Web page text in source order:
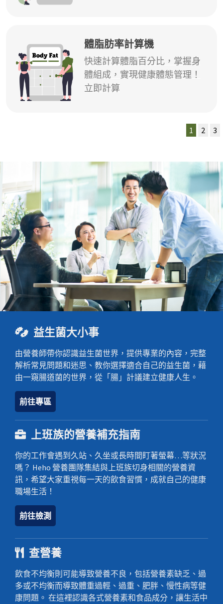
看疫情最新資訊請至
狀請撥打傳染病諮詢專線 1922。
體脂肪率計算機
快速計算體脂百分比，掌握身
體組成，實現健康體態管理！
立即計算
1 2 3
益生菌大小事
由營養師帶你認識益生菌世界，提供專業的內容，完整
解析常見問題和迷思、教你選擇適合自己的益生菌，藉
由一窺腸道菌的世界，從「腸」計議建立健康人生。
前往專區
上班族的營養補充指南
你的工作會遇到久站、久坐或長時間盯著螢幕…等狀況
嗎？ Heho 營養團隊集結與上班族切身相關的營養資
訊，希望大家重視每一天的飲食習慣，成就自己的健康
職場生活！
前往檢測
查營養
飲食不均衡則可能導致營養不良，包括營養素缺乏、過
多或不均衡而導致體重過輕、過重、肥胖、慢性病等健
康問題。 在這裡認識各式營養素和食品成分，讓生活中